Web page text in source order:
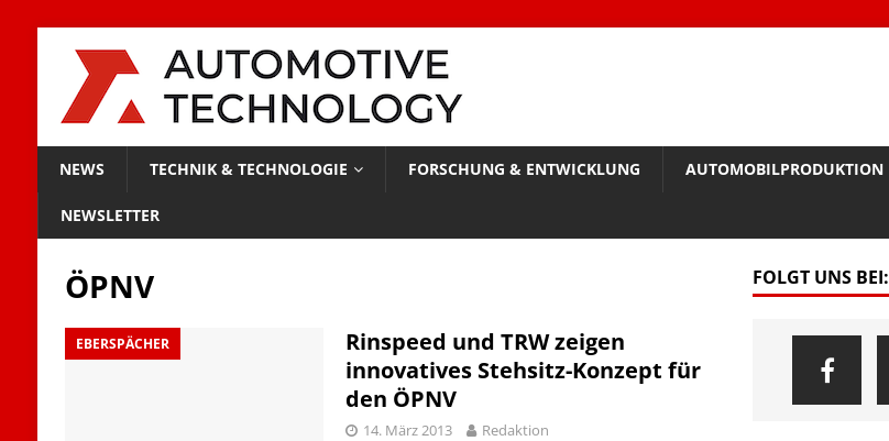
NEWS TECHNIK & TECHNOLOGIE FORSCHUNG & ENTWICKLUNG AUTOMOBILPRODUKTION
NEWSLETTER
ÖPNV
EBERSPÄCHER
Rinspeed und TRW zeigen
innovatives Stehsitz-Konzept für
den ÖPNV
14. März 2013 Redaktion
FOLGT UNS BEI: